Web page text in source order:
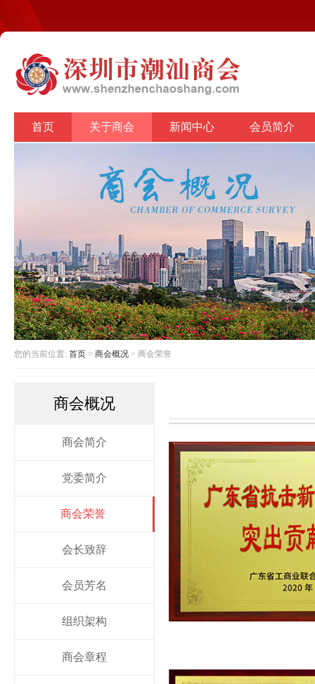
首页 关于商会 新闻中心 会员简介
您的当前位置: 首页 > 商会概况 > 商会荣誉
商会概况
商会简介
党委简介
商会荣誉
会长致辞
会员芳名
组织架构
商会章程